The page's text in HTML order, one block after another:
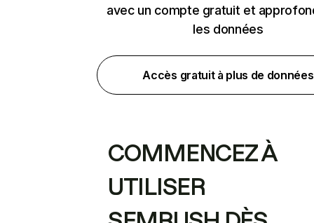
avec un compte gratuit et
les données
Accès gratuit à plus de données
COMMENCEZ À
UTILISER